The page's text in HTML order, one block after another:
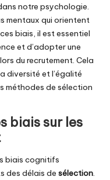
notre psychologie.
mentaux qui orientent
biais, il est essentiel
et d’adopter une
du recrutement. Cela
diversité et l’égalité
méthodes de sélection
biais sur les
biais cognitifs
des délais de sélection.